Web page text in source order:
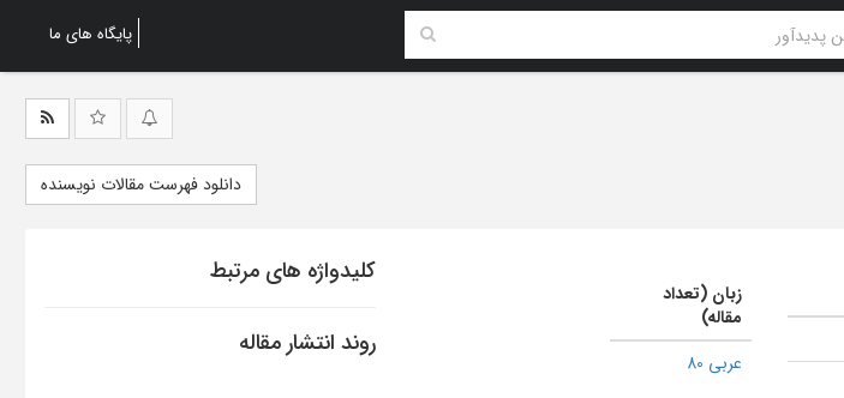
پایگاه های ما
دانلود فهرست مقالات نویسنده
زبان (تعداد
مقاله)
عربی 80
کلیدواژه های مرتبط
روند انتشار مقاله